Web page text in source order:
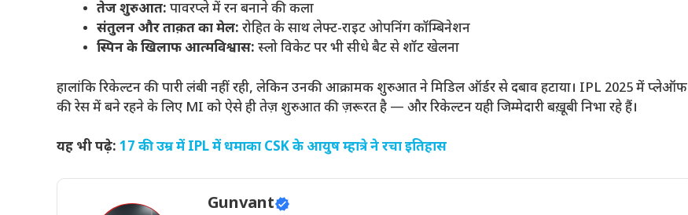
तेज शुरुआत: पावरप्ले में रन बनाने की कला
संतुलन और ताक़त का मेल: रोहित के साथ लेफ्ट-राइट ओपनिंग कॉम्बिनेशन
स्पिन के खिलाफ आत्मविश्वास: स्लो विकेट पर भी सीधे बैट से शॉट खेलना
हालांकि रिकेल्टन की पारी लंबी नहीं रही, लेकिन उनकी आक्रामक शुरुआत ने मिडिल ऑर्डर से दबाव हटाया। IPL 2025 में प्लेऑफ
की रेस में बने रहने के लिए MI को ऐसे ही तेज़ शुरुआत की ज़रूरत है — और रिकेल्टन यही जिम्मेदारी बख़ूबी निभा रहे हैं।
यह भी पढ़े: 17 की उम्र में IPL में धमाका CSK के आयुष म्हात्रे ने रचा इतिहास
Gunvant